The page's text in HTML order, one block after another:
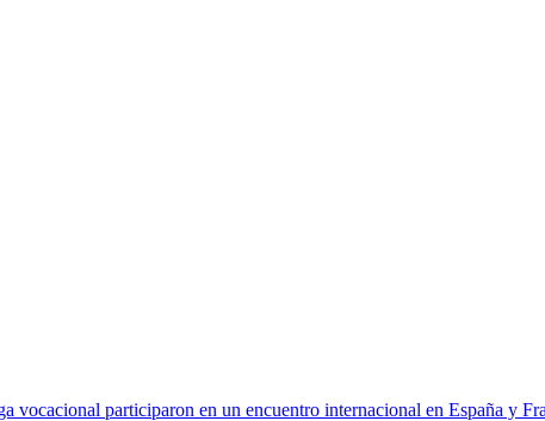
participaron en un encuentro internacional en España y